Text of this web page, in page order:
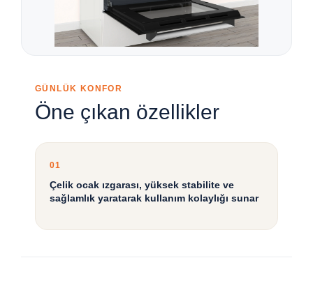
GÜNLÜK KONFOR
Öne çıkan özellikler
01
Çelik ocak ızgarası, yüksek stabilite ve
sağlamlık yaratarak kullanım kolaylığı sunar